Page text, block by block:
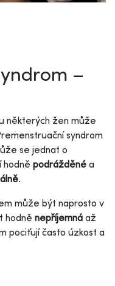
–
některých žen může
syndrom
se jednat o
hodně podrážděné a
.
může být naprosto v
hodně nepříjemná až
pociťují často úzkost a